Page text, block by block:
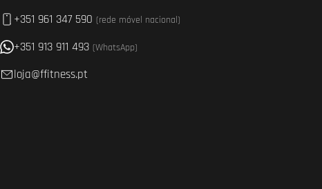
+351 961 347 590 (rede móvel nacional)
+351 913 911 493 (WhatsApp)
loja@ffitness.pt